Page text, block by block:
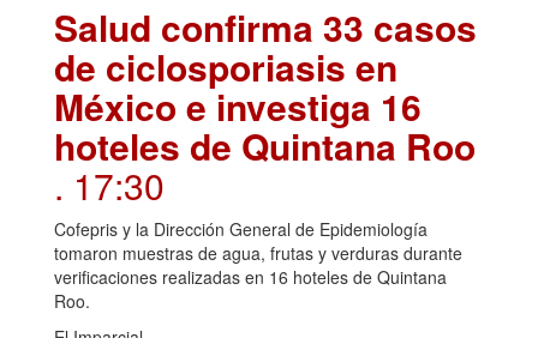
Salud confirma 33 casos
de ciclosporiasis en
México e investiga 16
hoteles de Quintana Roo
. 17:30
Cofepris y la Dirección General de Epidemiología
tomaron muestras de agua, frutas y verduras durante
verificaciones realizadas en 16 hoteles de Quintana
Roo.